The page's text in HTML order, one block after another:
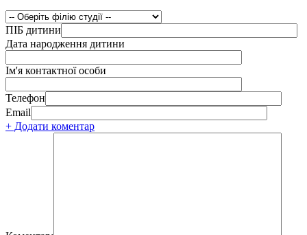
ПІБ дитини
Дата народження дитини
Ім'я контактної особи
Телефон
Email
+ Додати коментар